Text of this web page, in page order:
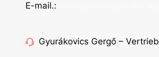
E-mail.:
Gyurákovics Gergő – Vertrieb